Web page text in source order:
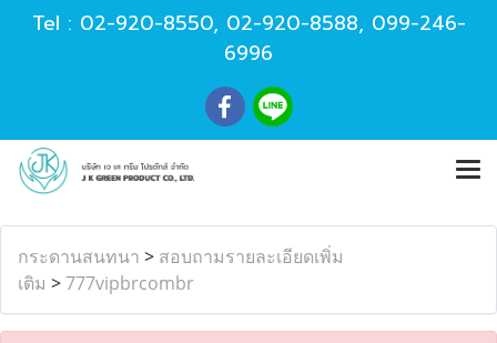
Tel : 02-920-8550, 02-920-8588, 099-246-
6996
กระดานสนทนา > สอบถามรายละเอียดเพิ่ม
เติม >777vipbrcombr